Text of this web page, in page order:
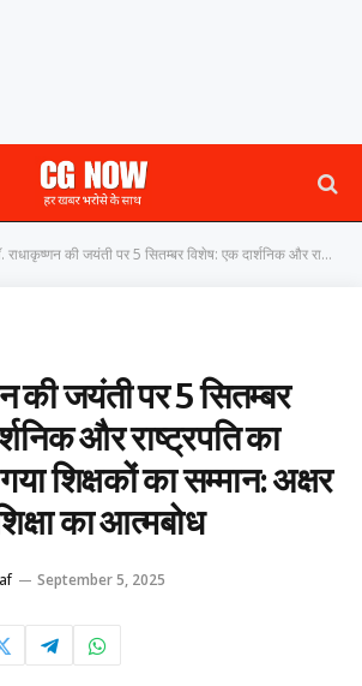
की जयंती पर 5 सितम्बर विशेष: एक दार्शनिक और राष्ट्रपति का जीवन जो बन गया शिक्षकों का सम्मान: अक्षर ज्ञान से आगे, शिक्षा का आत्मबोध
की जयंती पर 5 सितम्बर
और राष्ट्रपति का
शिक्षकों का सम्मान: अक्षर
का आत्मबोध
September 5, 2025